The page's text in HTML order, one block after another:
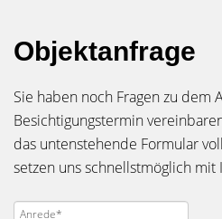
Objektanfrage
Sie haben noch Fragen zu
Besichtigungstermin
das untenstehende Formular
setzen uns schnellstmöglich mit